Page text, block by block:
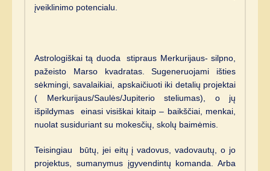
įveiklinimo potencialu.
Astrologiškai tą duoda stipraus Merkurijaus- silpno,
pažeisto Marso kvadratas. Sugeneruojami išties
sėkmingi, savalaikiai, apskaičiuoti iki detalių projektai
( Merkurijaus/Saulės/Jupiterio steliumas), o jų
išpildymas einasi visiškai kitaip – baikščiai, menkai,
nuolat susiduriant su mokesčių, skolų baimėmis.
Teisingiau būtų, jei eitų į vadovus, vadovautų, o jo
projektus, sumanymus įgyvendintų komanda. Arba